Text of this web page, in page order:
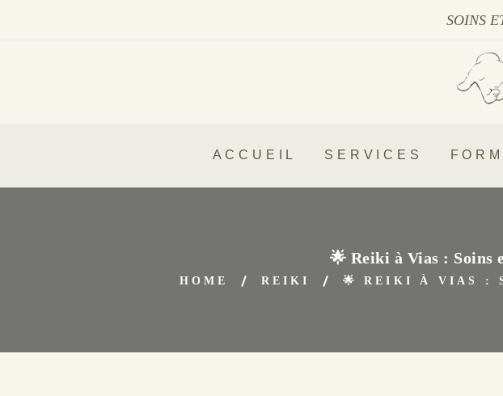
SOINS
ACCUEIL SERVICES
🌟 Reiki à Vias : Soins
HOME REIKI 🌟 REIKI À VIAS :